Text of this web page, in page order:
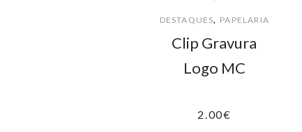
DESTAQUES, PAPELARIA
Clip Gravura
Logo MC
2.00€